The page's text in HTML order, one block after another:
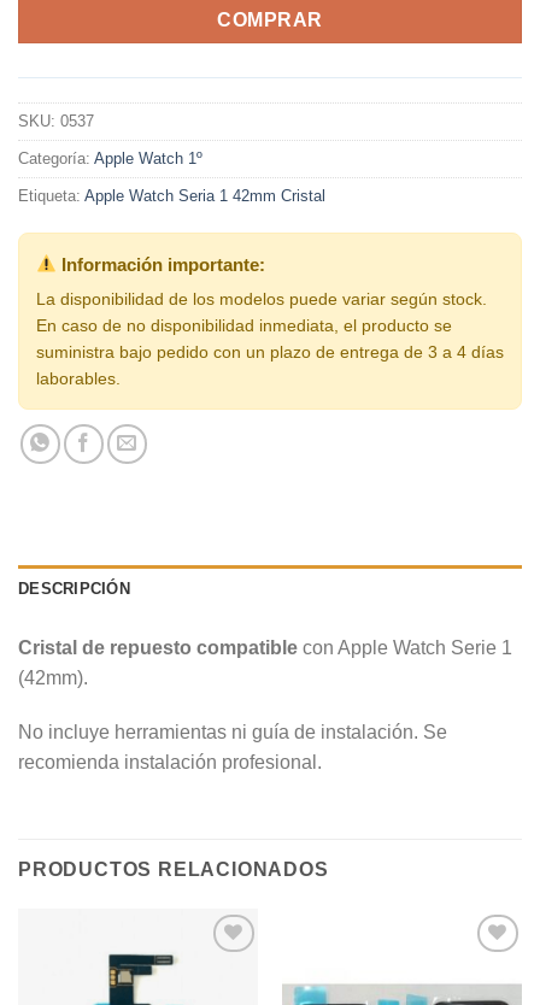
COMPRAR
SKU: 0537
Categoría: Apple Watch 1º
Etiqueta: Apple Watch Seria 1 42mm Cristal
Información importante:
La disponibilidad de los modelos puede variar según stock.
En caso de no disponibilidad inmediata, el producto se
suministra bajo pedido con un plazo de entrega de 3 a 4 días
laborables.
DESCRIPCIÓN
Cristal de repuesto compatible con Apple Watch Serie 1
(42mm).
No incluye herramientas ni guía de instalación. Se
recomienda instalación profesional.
PRODUCTOS RELACIONADOS
a la